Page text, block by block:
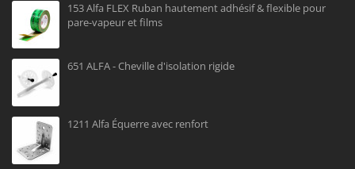
153 Alfa FLEX Ruban hautement adhésif & flexible pour
pare-vapeur et films
651 ALFA - Cheville d'isolation rigide
1211 Alfa Équerre avec renfort